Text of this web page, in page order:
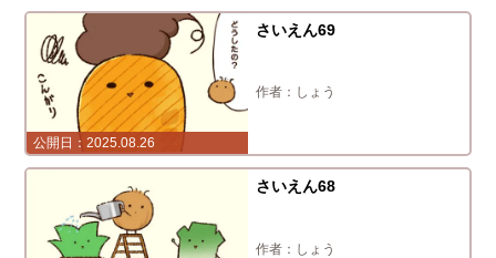
2025.08.26
さいえん69
しょう
さいえん68
しょう